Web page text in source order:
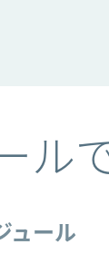
ル
ュール